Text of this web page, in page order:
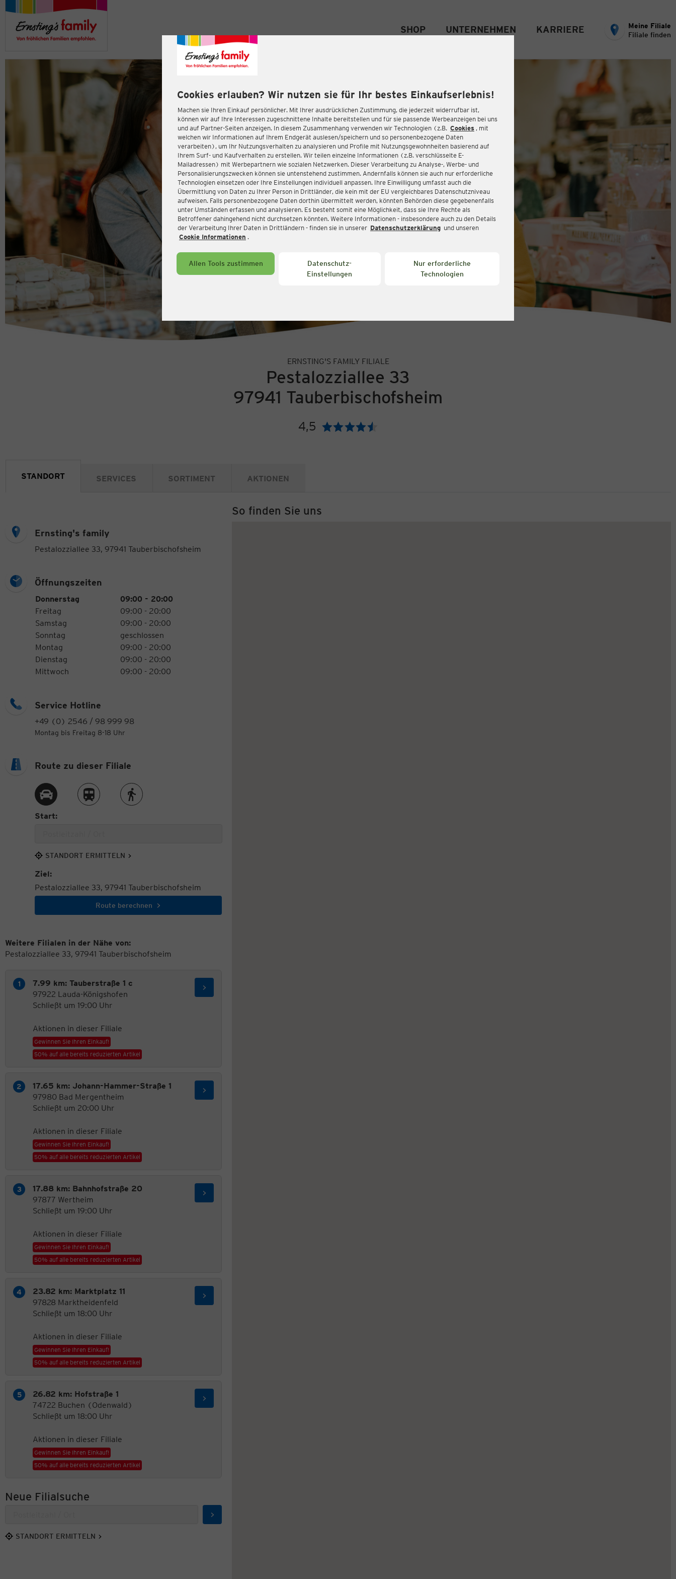
Cookies erlauben? Wir nutzen sie für Ihr bestes Einkaufserlebnis!
Machen sie Ihren Einkauf persönlicher. Mit Ihrer ausdrücklichen Zustimmung, die jederzeit widerrufbar ist,
können wir auf Ihre Interessen zugeschnittene Inhalte bereitstellen und für sie passende Werbeanzeigen bei uns
und auf Partner-Seiten anzeigen. In diesem Zusammenhang verwenden wir Technologien (z.B. Cookies , mit
welchen wir Informationen auf Ihrem Endgerät auslesen/speichern und so personenbezogene Daten
verarbeiten), um Ihr Nutzungsverhalten zu analysieren und Profile mit Nutzungsgewohnheiten basierend auf
Ihrem Surf- und Kaufverhalten zu erstellen. Wir teilen einzelne Informationen (z.B. verschlüsselte E-
Mailadressen) mit Werbepartnern wie sozialen Netzwerken. Dieser Verarbeitung zu Analyse-, Werbe- und
Personalisierungszwecken können sie untenstehend zustimmen. Andernfalls können sie auch nur erforderliche
Technologien einsetzen oder Ihre Einstellungen individuell anpassen. Ihre Einwilligung umfasst auch die
Übermittlung von Daten zu Ihrer Person in Drittländer, die kein mit der EU vergleichbares Datenschutzniveau
aufweisen. Falls personenbezogene Daten dorthin übermittelt werden, könnten Behörden diese gegebenenfalls
unter Umständen erfassen und analysieren. Es besteht somit eine Möglichkeit, dass sie Ihre Rechte als
Betroffener dahingehend nicht durchsetzen könnten. Weitere Informationen - insbesondere auch zu den Details
der Verarbeitung Ihrer Daten in Drittländern - finden sie in unserer Datenschutzerklärung und unseren
Cookie Informationen .
Allen Tools zustimmen
Datenschutz-
Einstellungen
Nur erforderliche
Technologien
SHOP UNTERNEHMEN KARRIERE
Meine Filiale
Filiale finden
ERNSTING'S FAMILY FILIALE
Pestalozziallee 33
97941 Tauberbischofsheim
4,5 Bewertung:
STANDORT SERVICES SORTIMENT AKTIONEN
Ernsting's family
Pestalozziallee 33, 97941 Tauberbischofsheim
Öffnungszeiten
Öffnungszeiten
WochentagUhrzeiten
Donnerstag
09:00 - 20:00
Freitag
09:00 - 20:00
Samstag
09:00 - 20:00
Sonntag
geschlossen
Montag
09:00 - 20:00
Dienstag
09:00 - 20:00
Mittwoch
09:00 - 20:00
Service Hotline
+49 (0) 2546 / 98 999 98
Montag bis Freitag 8-18 Uhr
So finden Sie uns
Route zu dieser Filiale
Route per AutoRoute per ZugRoute zu Fuß
Start:
STANDORT ERMITTELN
Ziel:
Pestalozziallee 33, 97941 Tauberbischofsheim
Route berechnen
Weitere Filialen in der Nähe von:
Pestalozziallee 33, 97941 Tauberbischofsheim
7.99 km: Tauberstraße 1 c
97922 Lauda-Königshofen
Schließt um 19:00 Uhr
Aktionen in dieser Filiale
Gewinnen Sie Ihren Einkauf!
50% auf alle bereits reduzierten Artikel
17.65 km: Johann-Hammer-Straße 1
97980 Bad Mergentheim
Schließt um 20:00 Uhr
Aktionen in dieser Filiale
Gewinnen Sie Ihren Einkauf!
50% auf alle bereits reduzierten Artikel
17.88 km: Bahnhofstraße 20
97877 Wertheim
Schließt um 19:00 Uhr
Aktionen in dieser Filiale
Gewinnen Sie Ihren Einkauf!
50% auf alle bereits reduzierten Artikel
23.82 km: Marktplatz 11
97828 Marktheidenfeld
Schließt um 18:00 Uhr
Aktionen in dieser Filiale
Gewinnen Sie Ihren Einkauf!
50% auf alle bereits reduzierten Artikel
26.82 km: Hofstraße 1
74722 Buchen (Odenwald)
Schließt um 18:00 Uhr
Aktionen in dieser Filiale
Gewinnen Sie Ihren Einkauf!
50% auf alle bereits reduzierten Artikel
Neue Filialsuche
Suchen
STANDORT ERMITTELN